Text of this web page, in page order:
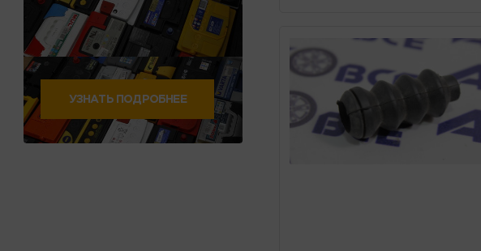
УЗНАТЬ ПОДРОБНЕЕ